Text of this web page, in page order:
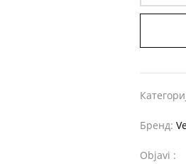
Бренд:
Objavi :